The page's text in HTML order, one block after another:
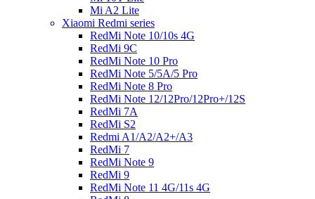
Mi A2 Lite
Xiaomi Redmi series
RedMi Note 10/10s 4G
RedMi 9C
RedMi Note 10 Pro
RedMi Note 5/5A/5 Pro
RedMi Note 8 Pro
RedMi Note 12/12Pro/12Pro+/12S
RedMi 7A
RedMi S2
Redmi A1/A2/A2+/A3
RedMi 7
RedMi Note 9
RedMi 9
RedMi Note 11 4G/11s 4G